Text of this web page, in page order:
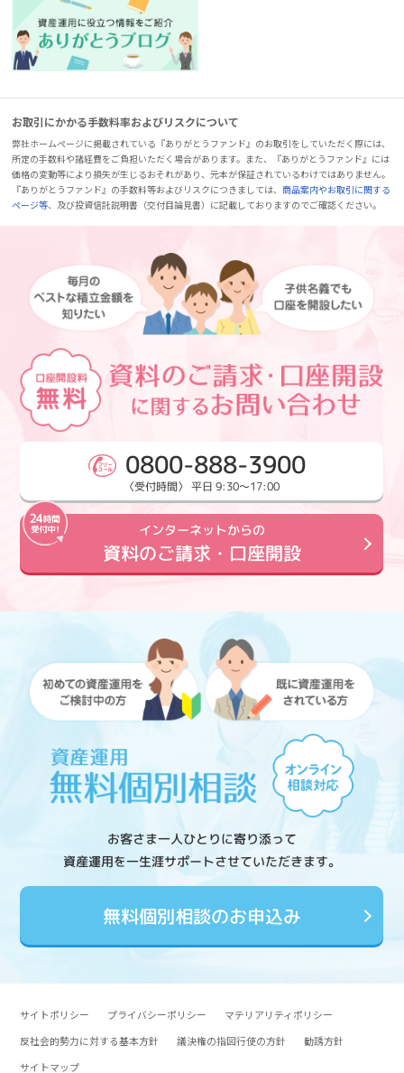
お取引にかかる手数料率およびリスクについて
弊社ホームページに掲載されている『ありがとうファンド』のお取引をしていただく際には、
所定の手数料や諸経費をご負担いただく場合があります。また、『ありがとうファンド』には
価格の変動等により損失が生じるおそれがあり、元本が保証されているわけではありません。
『ありがとうファンド』の手数料等およびリスクにつきましては、商品案内やお取引に関する
ページ等、及び投資信託説明書（交付目論見書）に記載しておりますのでご確認ください。
0800-888-3900
〈受付時間〉 平日 9:30～17:00
インターネットからの
資料のご請求・口座開設
お客さま一人ひとりに寄り添って
資産運用を一生涯サポートさせていただきます。
無料個別相談のお申込み
サイトポリシー プライバシーポリシー
マテリアリティポリシー
反社会的勢力に対する基本方針
議決権の指図行使の方針
勧誘方針
サイトマップ